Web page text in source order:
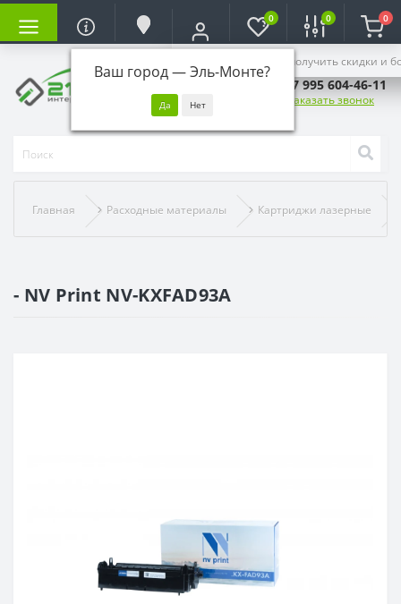
Ваш город —Эль-Монте?
Войдите, чтобы получить скидки и
0 0 0
+7 995 604-46-11
Заказать звонок
Главная Расходные материалы Картриджи лазерные
- NV Print NV-KXFAD93A